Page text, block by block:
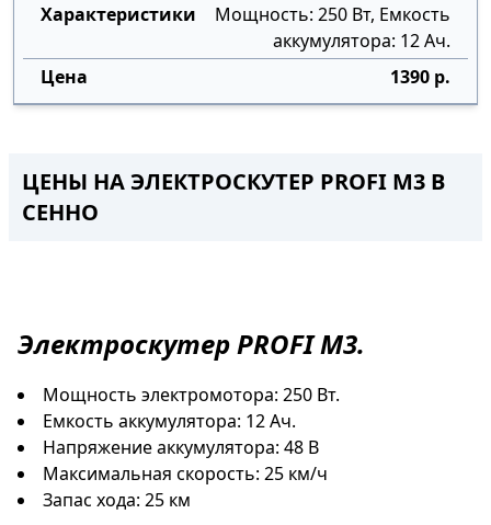
Мощность: 250 Вт, Емкость
аккумулятора: 12 Ач.
1390 р.
ЦЕНЫ НА ЭЛЕКТРОСКУТЕР PROFI M3 В
СЕННО
ЭлектроскутерPROFI M3.
Мощность электромотора: 250 Вт.
Емкость аккумулятора: 12 Ач.
Напряжение аккумулятора: 48 В
Максимальная скорость: 25 км/ч
Запас хода: 25 км